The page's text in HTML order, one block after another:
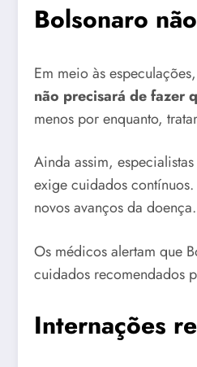
Bolsonaro
Em meio às
não precisará de fazer
menos por enquanto,
Ainda assim,
exige cuidados
novos avanços da doença.
Os médicos alertam que
cuidados recomendados
Internações